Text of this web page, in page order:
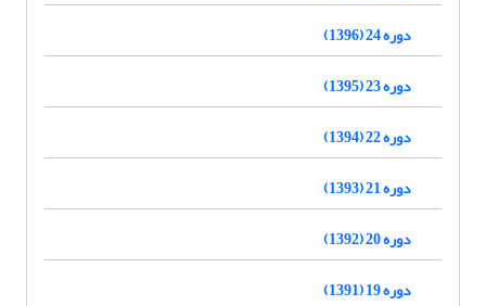
دوره 24 (1396)
دوره 23 (1395)
دوره 22 (1394)
دوره 21 (1393)
دوره 20 (1392)
دوره 19 (1391)